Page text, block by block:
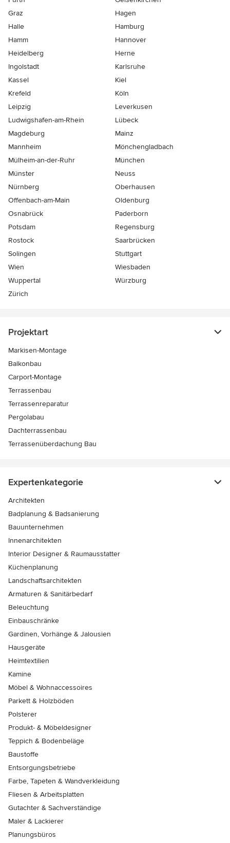
Graz
Hagen
Halle
Hamburg
Hamm
Hannover
Heidelberg
Herne
Ingolstadt
Karlsruhe
Kassel
Kiel
Krefeld
Köln
Leipzig
Leverkusen
Ludwigshafen-am-Rhein
Lübeck
Magdeburg
Mainz
Mannheim
Mönchen­gladbach
Mülheim-an-der-Ruhr
München
Münster
Neuss
Nürnberg
Oberhausen
Offenbach-am-Main
Oldenburg
Osnabrück
Paderborn
Potsdam
Regensburg
Rostock
Saarbrücken
Solingen
Stuttgart
Wien
Wiesbaden
Wuppertal
Würzburg
Zürich
Projektart
Markisen-Montage
Balkonbau
Carport-Montage
Terrassenbau
Terrassenreparatur
Pergolabau
Dachterrassenbau
Terrassenüberdachung Bau
Expertenkategorie
Architekten
Badplanung & Badsanierung
Bauunternehmen
Innenarchitekten
Interior Designer & Raumausstatter
Küchenplanung
Landschaftsarchitekten
Armaturen & Sanitärbedarf
Beleuchtung
Einbauschränke
Gardinen, Vorhänge & Jalousien
Hausgeräte
Heimtextilien
Kamine
Möbel & Wohnaccessoires
Parkett & Holzböden
Polsterer
Produkt- & Möbeldesigner
Teppich & Bodenbeläge
Baustoffe
Entsorgungsbetriebe
Farbe, Tapeten & Wandverkleidung
Fliesen & Arbeitsplatten
Gutachter & Sachverständige
Maler & Lackierer
Planungsbüros